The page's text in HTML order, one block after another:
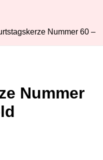
Nummer 60 –
Nummer